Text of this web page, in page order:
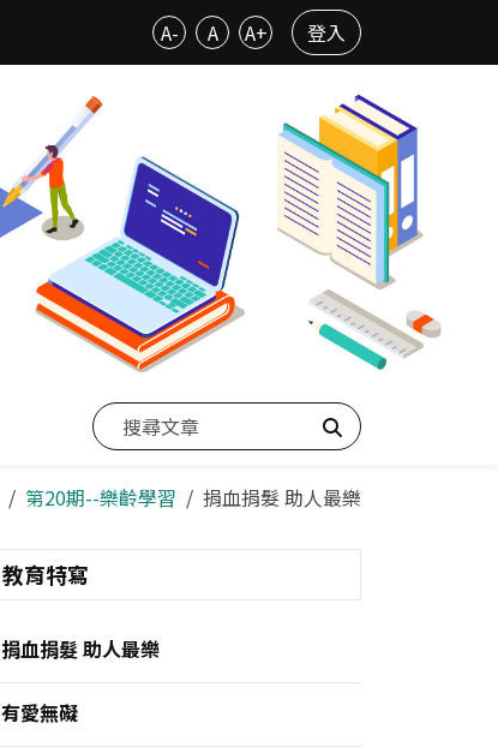
A- A A+ 登入
搜尋
第20期--樂齡學習 捐血捐髮 助人最樂
教育特寫
捐血捐髮 助人最樂
有愛無礙